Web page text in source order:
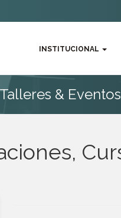
INSTITUCIONAL
& Eventos